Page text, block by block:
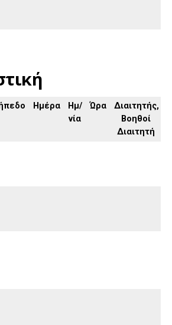
Ημέρα
Ημ/
νία
Ώρα
Διαιτητής,
Βοηθοί
Διαιτητή